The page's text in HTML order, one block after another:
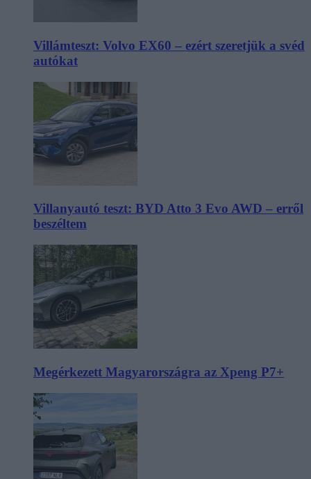
Villámteszt: Volvo EX60 – ezért szeretjük a svéd
autókat
Villanyautó teszt: BYD Atto 3 Evo AWD – erről
beszéltem
Megérkezett Magyarországra az Xpeng P7+